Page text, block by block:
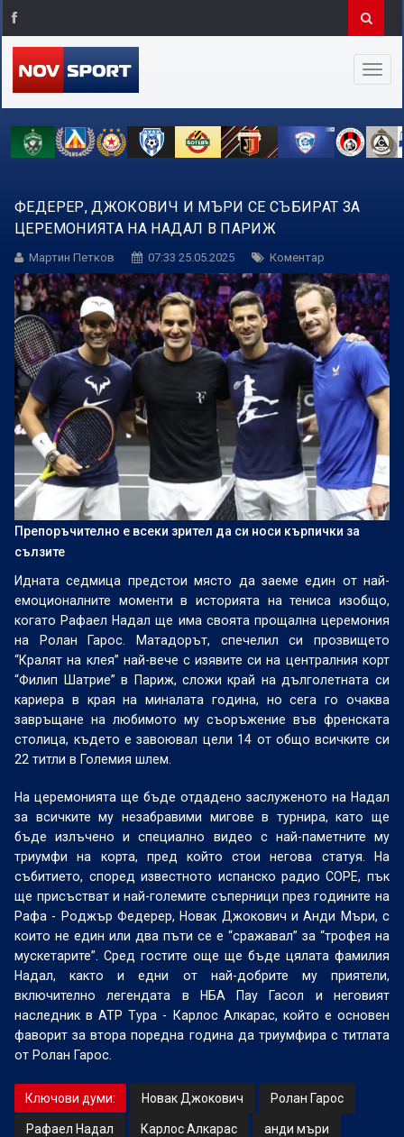
ФЕДЕРЕР, ДЖОКОВИЧ И МЪРИ СЕ СЪБИРАТ ЗА
ЦЕРЕМОНИЯТА НА НАДАЛ В ПАРИЖ
Мартин Петков 07:33 25.05.2025 Коментар
Препоръчително е всеки зрител да си носи кърпички за
сълзите
Идната седмица предстои място да заеме един от най-
емоционалните моменти в историята на тениса изобщо,
когато Рафаел Надал ще има своята прощална церемония
на Ролан Гарос. Матадорът, спечелил си прозвището
“Кралят на клея” най-вече с изявите си на централния корт
“Филип Шатрие” в Париж, сложи край на дълголетната си
кариера в края на миналата година, но сега го очаква
завръщане на любимото му съоръжение във френската
столица, където е завоювал цели 14 от общо всичките си
22 титли в Големия шлем.
На церемонията ще бъде отдадено заслуженото на Надал
за всичките му незабравими мигове в турнира, като ще
бъде излъчено и специално видео с най-паметните му
триумфи на корта, пред който стои негова статуя. На
събитието, според известното испанско радио COPE, пък
ще присъстват и най-големите съперници през годините на
Рафа - Роджър Федерер, Новак Джокович и Анди Мъри, с
които не един или два пъти се е “сражавал” за “трофея на
мускетарите”. Сред гостите още ще бъде цялата фамилия
Надал, както и едни от най-добрите му приятели,
включително легендата в НБА Пау Гасол и неговият
наследник в АТР Тура - Карлос Алкарас, който е основен
фаворит за втора поредна година да триумфира с титлата
от Ролан Гарос.
Ключови думи: Новак Джокович Ролан Гарос
Рафаел Надал Карлос Алкарас анди мъри